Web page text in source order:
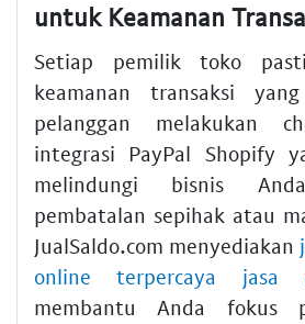
untuk Keamanan
Setiap pemilik toko pasti
keamanan transaksi
pelanggan melakukan
integrasi PayPal Shopify
melindungi bisnis
pembatalan sepihak atau
JualSaldo.com menyediakan
online terpercaya jasa
membantu Anda fokus